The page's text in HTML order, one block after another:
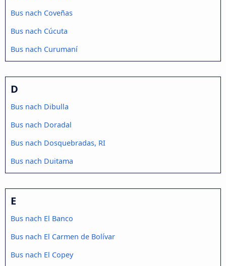
Bus nach Coveñas
Bus nach Cúcuta
Bus nach Curumaní
D
Bus nach Dibulla
Bus nach Doradal
Bus nach Dosquebradas, RI
Bus nach Duitama
E
Bus nach El Banco
Bus nach El Carmen de Bolívar
Bus nach El Copey